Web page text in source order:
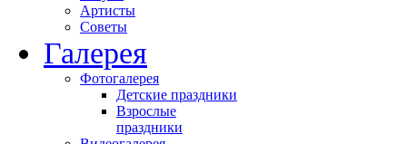
Артисты
Советы
Галерея
Фотогалерея
Детские праздники
Взрослые
праздники